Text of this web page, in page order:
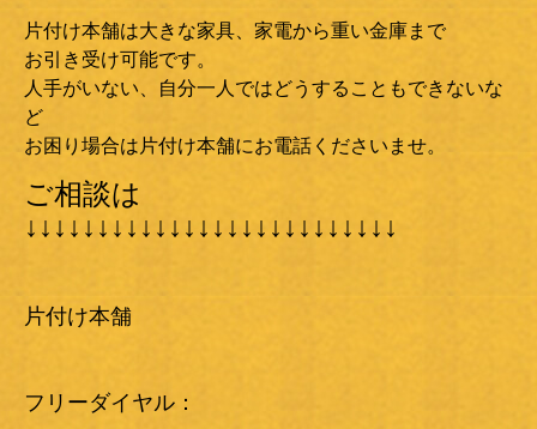
片付け本舗は大きな家具、家電から重い金庫まで
お引き受け可能です。
人手がいない、自分一人ではどうすることもできないな
ど
お困り場合は片付け本舗にお電話くださいませ。
ご相談は
↓↓↓↓↓↓↓↓↓↓↓↓↓↓↓↓↓↓↓↓↓↓↓↓↓↓
片付け本舗
フリーダイヤル：